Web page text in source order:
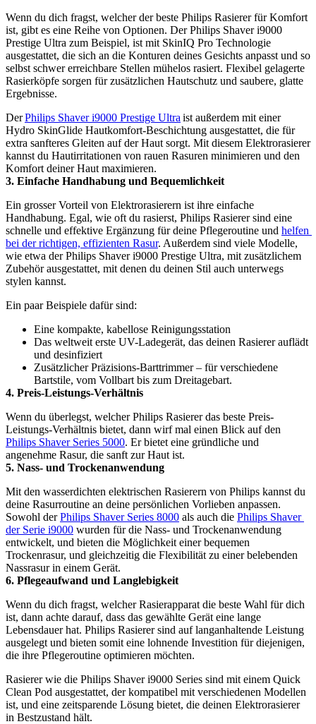
Wenn du dich fragst, welcher der beste Philips Rasierer für Komfort
ist, gibt es eine Reihe von Optionen. Der Philips Shaver i9000
Prestige Ultra zum Beispiel, ist mit SkinIQ Pro Technologie
ausgestattet, die sich an die Konturen deines Gesichts anpasst und so
selbst schwer erreichbare Stellen mühelos rasiert. Flexibel gelagerte
Rasierköpfe sorgen für zusätzlichen Hautschutz und saubere, glatte
Ergebnisse.
Der Philips Shaver i9000 Prestige Ultra ist außerdem mit einer
Hydro SkinGlide Hautkomfort-Beschichtung ausgestattet, die für
extra sanfteres Gleiten auf der Haut sorgt. Mit diesem Elektrorasierer
kannst du Hautirritationen von rauen Rasuren minimieren und den
Komfort deiner Haut maximieren.
3. Einfache Handhabung und Bequemlichkeit
Ein grosser Vorteil von Elektrorasierern ist ihre einfache
Handhabung. Egal, wie oft du rasierst, Philips Rasierer sind eine
schnelle und effektive Ergänzung für deine Pflegeroutine und helfen
bei der richtigen, effizienten Rasur. Außerdem sind viele Modelle,
wie etwa der Philips Shaver i9000 Prestige Ultra, mit zusätzlichem
Zubehör ausgestattet, mit denen du deinen Stil auch unterwegs
stylen kannst.
Ein paar Beispiele dafür sind:
Eine kompakte, kabellose Reinigungsstation
Das weltweit erste UV-Ladegerät, das deinen Rasierer auflädt
und desinfiziert
Zusätzlicher Präzisions-Barttrimmer – für verschiedene
Bartstile, vom Vollbart bis zum Dreitagebart.
4. Preis-Leistungs-Verhältnis
Wenn du überlegst, welcher Philips Rasierer das beste Preis-
Philips Shaver Series 5000. Er bietet eine gründliche und
angenehme Rasur, die sanft zur Haut ist.
5. Nass- und Trockenanwendung
Mit den wasserdichten elektrischen Rasierern von Philips kannst du
deine Rasurroutine an deine persönlichen Vorlieben anpassen.
Sowohl der Philips Shaver Series 8000 als auch die Philips Shaver
der Serie i9000 wurden für die Nass- und Trockenanwendung
entwickelt, und bieten die Möglichkeit einer bequemen
Trockenrasur, und gleichzeitig die Flexibilität zu einer belebenden
Nassrasur in einem Gerät.
6. Pflegeaufwand und Langlebigkeit
Wenn du dich fragst, welcher Rasierapparat die beste Wahl für dich
ist, dann achte darauf, dass das gewählte Gerät eine lange
Lebensdauer hat. Philips Rasierer sind auf langanhaltende Leistung
ausgelegt und bieten somit eine lohnende Investition für diejenigen,
die ihre Pflegeroutine optimieren möchten.
Rasierer wie die Philips Shaver i9000 Series sind mit einem Quick
Clean Pod ausgestattet, der kompatibel mit verschiedenen Modellen
ist, und eine zeitsparende Lösung bietet, die deinen Elektrorasierer
in Bestzustand hält.